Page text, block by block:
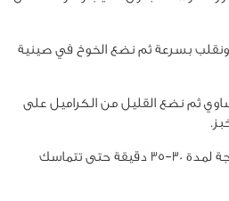
ونقلب بسرعة ثم نضع الخوخ في صينية
ثم نضع القليل من الكراميل على
ندخل الصينية فرن 180 درجة لمدة 30–35 دقيقة حتى تتماسك